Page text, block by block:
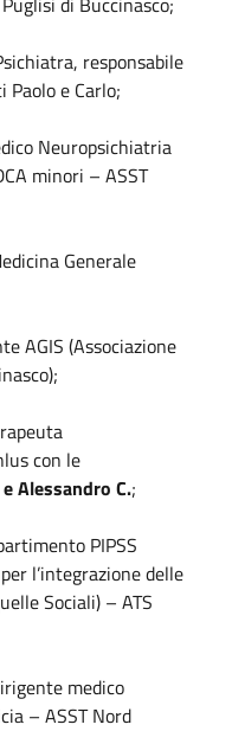
responsabile
Paolo e Carlo;
Neuropsichiatria
minori – ASST
Generale
AGIS (Associazione
con le
Alessandro C.;
PIPSS
l’integrazione delle
Sociali) – ATS
medico
– ASST Nord